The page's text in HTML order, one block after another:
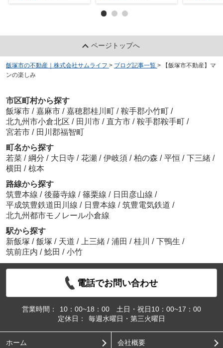
ページトップへ
飯塚市の不動産｜株式会社サムライフ > ブログ記事一覧 >
【飯塚市不動産】マ
ンの楽しみ
市区町村から探す
飯塚市 / 嘉麻市 / 嘉穂郡桂川町 / 鞍手郡小竹町 /
北九州市小倉北区 / 田川市 / 直方市 / 鞍手郡鞍手町 /
宮若市 / 田川郡福智町
町名から探す
若菜 / 綱分 / 大日寺 / 花瀬 / 伊岐須 / 柏の森 / 平恒 / 下三緒 /
横田 / 椋本
路線から探す
筑豊本線 / 後藤寺線 / 篠栗線 / 日田彦山線 /
平成筑豊鉄道田川線 / 日豊本線 / 筑豊電気鉄道 /
北九州都市モノレール小倉線
駅から探す
新飯塚 / 飯塚 / 天道 / 上三緒 / 浦田 / 桂川 / 下鴨生 /
筑前庄内 / 鯰田 / 小竹
電話でお問い合わせ
営業時間：
10：00~18：00 土日・祝日10：00~17：00
定休日：
毎週水曜日・第三火曜日
ホーム 会社概要